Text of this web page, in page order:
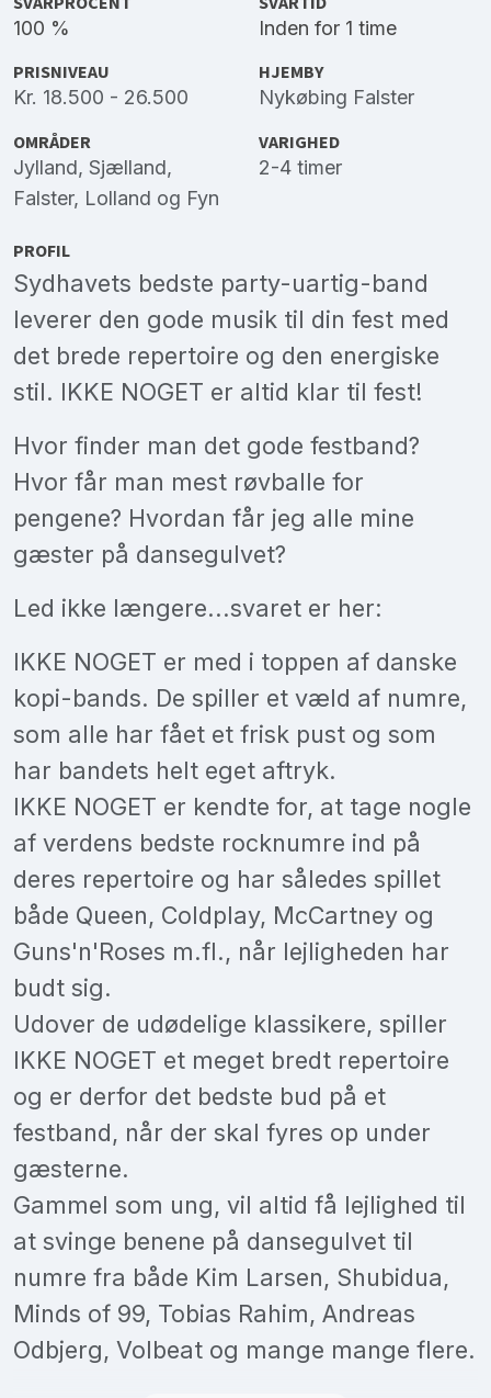
100 % Inden for 1 time
PRISNIVEAU
Kr. 18.500 - 26.500
HJEMBY
Nykøbing Falster
OMRÅDER
Jylland, Sjælland,
Falster, Lolland og Fyn
VARIGHED
2-4 timer
PROFIL
Sydhavets bedste party-uartig-band
leverer den gode musik til din fest med
det brede repertoire og den energiske
stil. IKKE NOGET er altid klar til fest!
Hvor finder man det gode festband?
Hvor får man mest røvballe for
pengene? Hvordan får jeg alle mine
gæster på dansegulvet?
Led ikke længere...svaret er her:
IKKE NOGET er med i toppen af danske
kopi-bands. De spiller et væld af numre,
som alle har fået et frisk pust og som
har bandets helt eget aftryk.
IKKE NOGET er kendte for, at tage nogle
af verdens bedste rocknumre ind på
deres repertoire og har således spillet
både Queen, Coldplay, McCartney og
Guns'n'Roses m.fl., når lejligheden har
budt sig.
Udover de udødelige klassikere, spiller
IKKE NOGET et meget bredt repertoire
og er derfor det bedste bud på et
festband, når der skal fyres op under
gæsterne.
Gammel som ung, vil altid få lejlighed til
at svinge benene på dansegulvet til
numre fra både Kim Larsen, Shubidua,
Minds of 99, Tobias Rahim, Andreas
Odbjerg, Volbeat og mange mange flere.